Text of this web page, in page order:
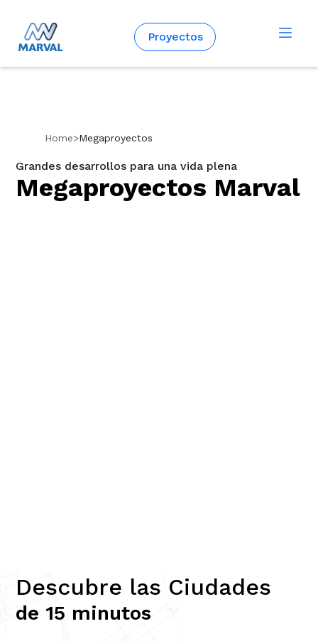
Proyectos
Home>Megaproyectos
Grandes desarrollos para una vida plena
Megaproyectos Marval
Descubre las Ciudades
de 15 minutos